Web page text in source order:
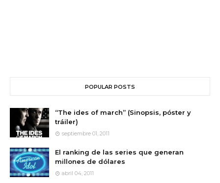
POPULAR POSTS
“The ides of march” (Sinopsis, póster y
tráiler)
septiembre 01, 2011
El ranking de las series que generan
millones de dólares
abril 04, 2011